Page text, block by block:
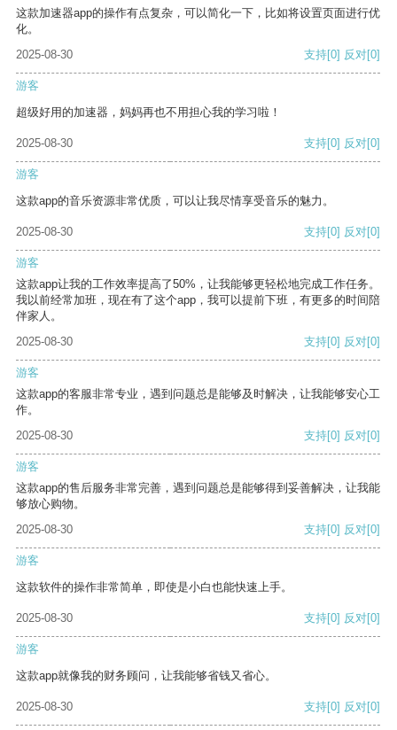
这款加速器app的操作有点复杂，可以简化一下，比如将设置页面进行优
化。
2025-08-30
支持[0] 反对[0]
游客
超级好用的加速器，妈妈再也不用担心我的学习啦！
2025-08-30 支持[0] 反对[0]
游客
这款app的音乐资源非常优质，可以让我尽情享受音乐的魅力。
2025-08-30 支持[0] 反对[0]
游客
这款app让我的工作效率提高了50%，让我能够更轻松地完成工作任务。
我以前经常加班，现在有了这个app，我可以提前下班，有更多的时间陪
伴家人。
2025-08-30
支持[0] 反对[0]
游客
这款app的客服非常专业，遇到问题总是能够及时解决，让我能够安心工
作。
2025-08-30
支持[0] 反对[0]
游客
这款app的售后服务非常完善，遇到问题总是能够得到妥善解决，让我能
够放心购物。
2025-08-30
支持[0] 反对[0]
游客
这款软件的操作非常简单，即使是小白也能快速上手。
2025-08-30 支持[0] 反对[0]
游客
这款app就像我的财务顾问，让我能够省钱又省心。
2025-08-30 支持[0] 反对[0]